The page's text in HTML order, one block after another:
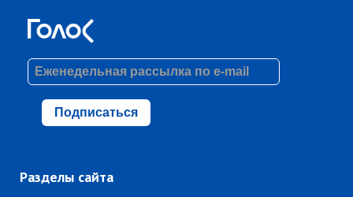
Подписаться
Разделы сайта